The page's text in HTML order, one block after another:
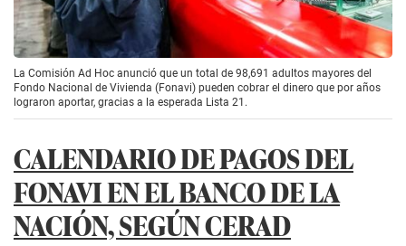
La Comisión Ad Hoc anunció que un total de 98,691 adultos mayores del
Fondo Nacional de Vivienda (Fonavi) pueden cobrar el dinero que por años
lograron aportar, gracias a la esperada Lista 21.
CALENDARIO DE PAGOS DEL
FONAVI EN EL BANCO DE LA
NACIÓN, SEGÚN CERAD